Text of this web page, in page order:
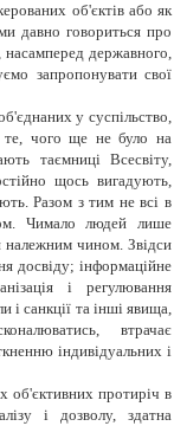
об'єктів або як
давно говориться про
насамперед державного,
запропонувати свої
у суспільство,
те, чого ще не було на
таємниці Всесвіту,
щось вигадують,
Разом з тим не всі в
Чимало людей лише
належним чином. Звідси
досвіду; інформаційне
і регулювання
і санкції та інші явища,
втрачає
індивідуальних і
об'єктивних протиріч в
і дозволу, здатна